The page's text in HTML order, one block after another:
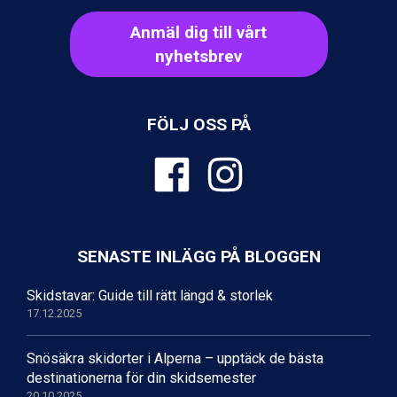
Val Thorens från 8.395 kr.
St. Anton från 11.245 kr.
Zell am See från 6.295 kr.
Canazei från 7.195 kr.
Bad Gastein från 6.295 kr.
Alleghe från 8.545 kr.
Arabba från 11.045 kr.
Bad Hofgastein från 8.595 kr.
Passo Tonale från 5.895 kr.
Sölden från 12.995 kr.
Champoluc från 5.945 kr.
Wagrain från 7.095 kr.
Fieberbrunn från 9.645 kr.
Anmäl dig till vårt
nyhetsbrev
FÖLJ OSS PÅ
SENASTE INLÄGG PÅ BLOGGEN
Skidstavar: Guide till rätt längd & storlek
17.12.2025
Snösäkra skidorter i Alperna – upptäck de bästa
destinationerna för din skidsemester